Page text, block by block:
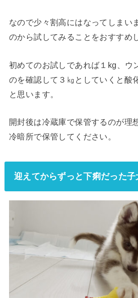
なので少々割高にはなってしまい
のから試してみることをおすすめ
初めてのお試しであれば１kg、ウ
のを確認して３㎏としていくと酸
と思います。
開封後は冷蔵庫で保管するのが理
冷暗所で保管してください。
迎えてからずっと下痢だった子